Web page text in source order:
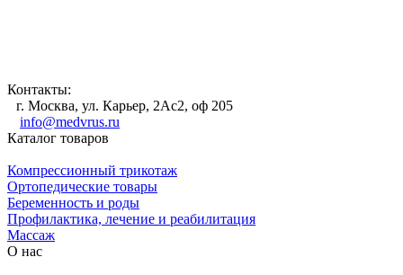
Контакты:
г. Москва, ул. Карьер, 2Ас2, оф 205
info@medvrus.ru
Каталог товаров
Компрессионный трикотаж
Ортопедические товары
Беременность и роды
Профилактика, лечение и реабилитация
Массаж
О нас